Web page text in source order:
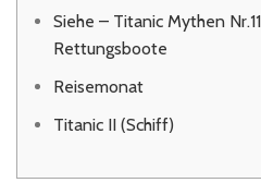
Siehe – Titanic Mythen
Rettungsboote
Reisemonat
Titanic II (Schiff)